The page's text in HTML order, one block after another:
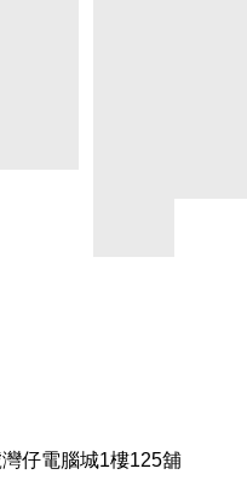
仔電腦城1樓125舖